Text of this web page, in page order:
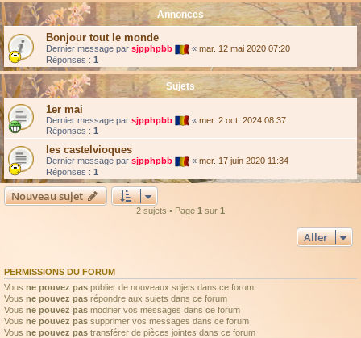
c
r
Annonces
Bonjour tout le monde
Dernier message par sjpphpbb «mar. 12 mai 2020 07:20
Réponses : 1
Sujets
1er mai
Dernier message par sjpphpbb «mer. 2 oct. 2024 08:37
Réponses : 1
les castelvioques
Dernier message par sjpphpbb «mer. 17 juin 2020 11:34
Réponses : 1
Nouveau sujet
2 sujets • Page 1 sur 1
Aller
PERMISSIONS DU FORUM
Vous ne pouvez pas publier de nouveaux sujets dans ce forum
Vous ne pouvez pas répondre aux sujets dans ce forum
Vous ne pouvez pas modifier vos messages dans ce forum
Vous ne pouvez pas supprimer vos messages dans ce forum
Vous ne pouvez pas transférer de pièces jointes dans ce forum